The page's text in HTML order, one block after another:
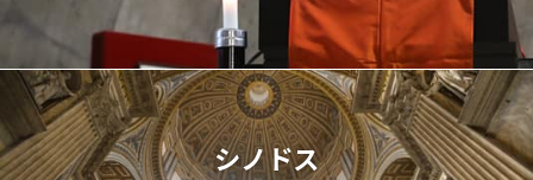
シノドス